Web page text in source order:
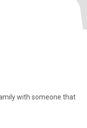
with someone that